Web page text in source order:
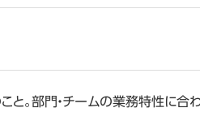
。部門・チームの業務特性に合